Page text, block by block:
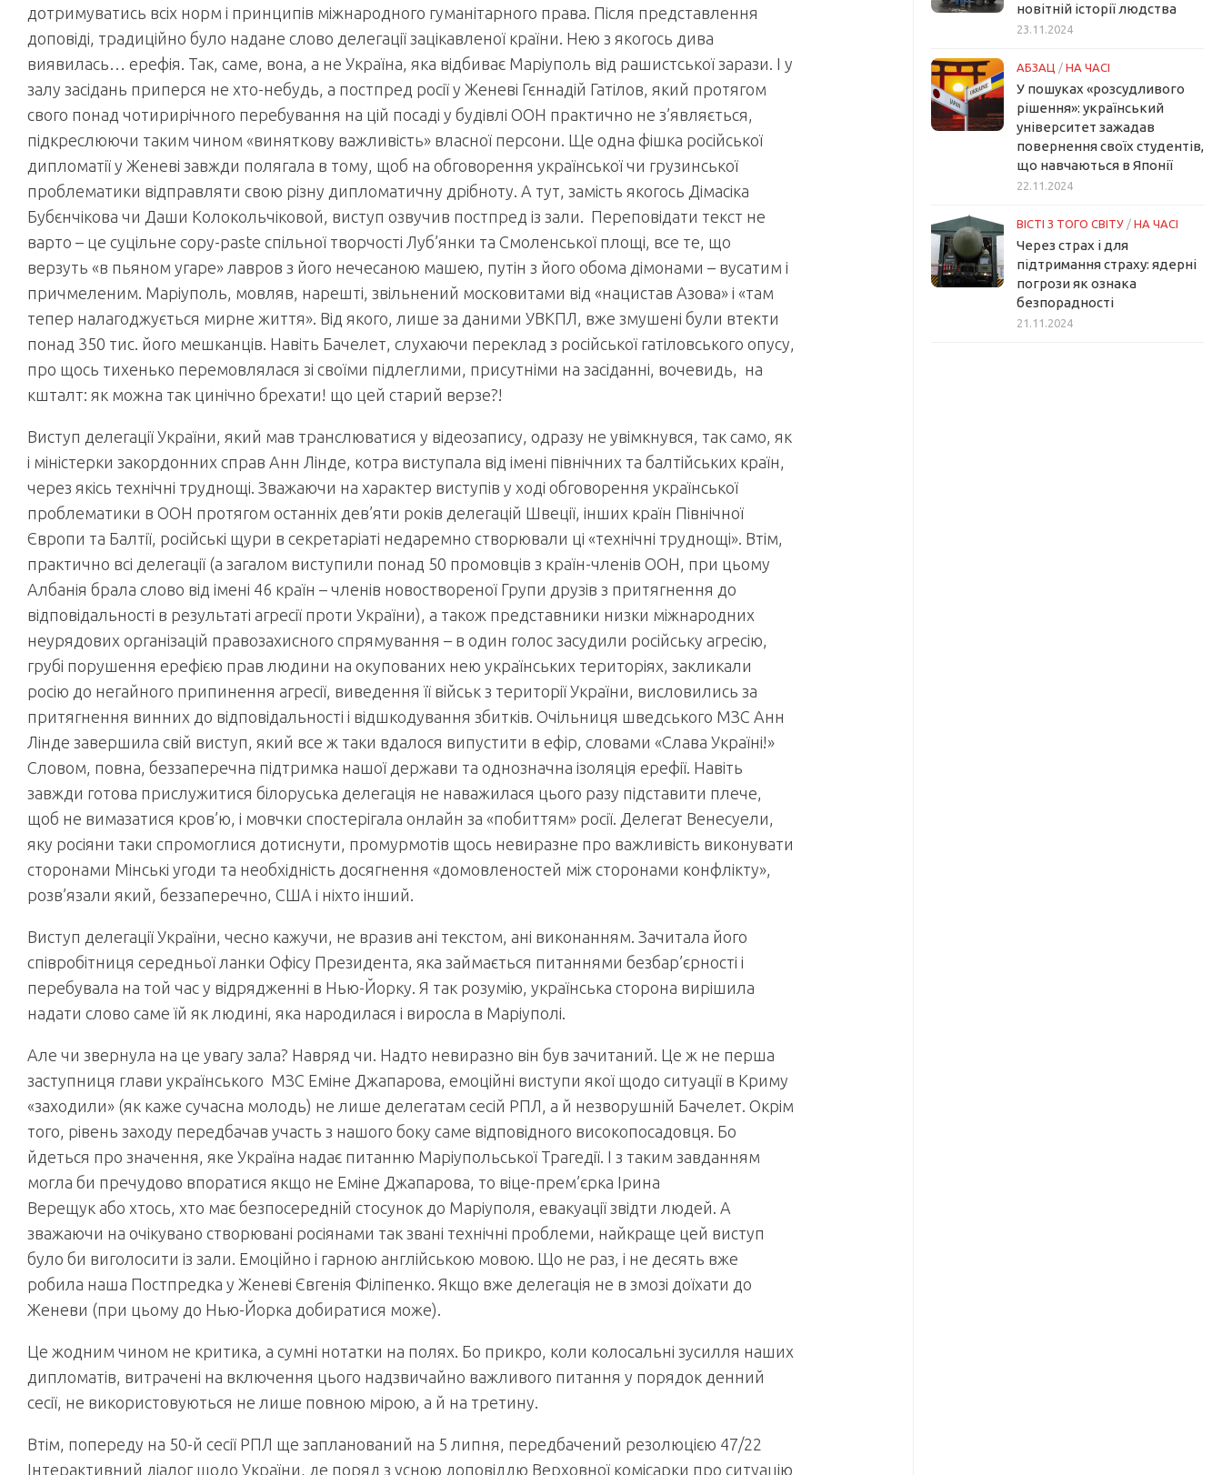
дотримуватись всіх норм і принципів міжнародного гуманітарного права. Після представлення
доповіді, традиційно було надане слово делегації зацікавленої країни. Нею з якогось дива
виявилась… ерефія. Так, саме, вона, а не Україна, яка відбиває Маріуполь від рашистської зарази. І у
залу засідань приперся не хто-небудь, а постпред росії у Женеві Гєннадій Гатілов, який протягом
свого понад чотирирічного перебування на цій посаді у будівлі ООН практично не з’являється,
підкреслюючи таким чином «виняткову важливість» власної персони. Ще одна фішка російської
дипломатії у Женеві завжди полягала в тому, щоб на обговорення української чи грузинської
проблематики відправляти свою різну дипломатичну дрібноту. А тут, замість якогось Дімасіка
Бубєнчікова чи Даши Колокольчіковой, виступ озвучив постпред із зали. Переповідати текст не
варто – це суцільне copy-paste спільної творчості Луб’янки та Смоленської площі, все те, що
верзуть «в пьяном угаре» лавров з його нечесаною машею, путін з його обома дімонами – вусатим і
причмеленим. Маріуполь, мовляв, нарешті, звільнений московитами від «нацистав Азова» і «там
тепер налагоджується мирне життя». Від якого, лише за даними УВКПЛ, вже змушені були втекти
понад 350 тис. його мешканців. Навіть Бачелет, слухаючи переклад з російської гатіловського опусу,
про щось тихенько перемовлялася зі своїми підлеглими, присутніми на засіданні, вочевидь, на
кшталт: як можна так цинічно брехати! що цей старий верзе?!
Виступ делегації України, який мав транслюватися у відеозапису, одразу не увімкнувся, так само, як
і міністерки закордонних справ Анн Лінде, котра виступала від імені північних та балтійських країн,
через якісь технічні труднощі. Зважаючи на характер виступів у ході обговорення української
проблематики в ООН протягом останніх дев’яти років делегацій Швеції, інших країн Північної
Європи та Балтії, російські щури в секретаріаті недаремно створювали ці «технічні труднощі». Втім,
практично всі делегації (а загалом виступили понад 50 промовців з країн-членів ООН, при цьому
Албанія брала слово від імені 46 країн – членів новоствореної Групи друзів з притягнення до
відповідальності в результаті агресії проти України), а також представники низки міжнародних
неурядових організацій правозахисного спрямування – в один голос засудили російську агресію,
грубі порушення ерефією прав людини на окупованих нею українських територіях, закликали
росію до негайного припинення агресії, виведення її військ з території України, висловились за
притягнення винних до відповідальності і відшкодування збитків. Очільниця шведського МЗС Анн
Лінде завершила свій виступ, який все ж таки вдалося випустити в ефір, словами «Слава Україні!»
Словом, повна, беззаперечна підтримка нашої держави та однозначна ізоляція ерефії. Навіть
завжди готова прислужитися білоруська делегація не наважилася цього разу підставити плече,
щоб не вимазатися кров’ю, і мовчки спостерігала онлайн за «побиттям» росії. Делегат Венесуели,
яку росіяни таки спромоглися дотиснути, промурмотів щось невиразне про важливість виконувати
сторонами Мінські угоди та необхідність досягнення «домовленостей між сторонами конфлікту»,
розв’язали який, беззаперечно, США і ніхто інший.
Виступ делегації України, чесно кажучи, не вразив ані текстом, ані виконанням. Зачитала його
співробітниця середньої ланки Офісу Президента, яка займається питаннями безбар’єрності і
перебувала на той час у відрядженні в Нью-Йорку. Я так розумію, українська сторона вирішила
надати слово саме їй як людині, яка народилася і виросла в Маріуполі.
Але чи звернула на це увагу зала? Навряд чи. Надто невиразно він був зачитаний. Це ж не перша
заступниця глави українського МЗС Еміне Джапарова, емоційні виступи якої щодо ситуації в Криму
«заходили» (як каже сучасна молодь) не лише делегатам сесій РПЛ, а й незворушній Бачелет. Окрім
того, рівень заходу передбачав участь з нашого боку саме відповідного високопосадовця. Бо
йдеться про значення, яке Україна надає питанню Маріупольської Трагедії. І з таким завданням
могла би пречудово впоратися якщо не Еміне Джапарова, то віце-прем’єрка Ірина
Верещук або хтось, хто має безпосередній стосунок до Маріуполя, евакуації звідти людей. А
зважаючи на очікувано створювані росіянами так звані технічні проблеми, найкраще цей виступ
було би виголосити із зали. Емоційно і гарною англійською мовою. Що не раз, і не десять вже
робила наша Постпредка у Женеві Євгенія Філіпенко. Якщо вже делегація не в змозі доїхати до
Женеви (при цьому до Нью-Йорка добиратися може).
Це жодним чином не критика, а сумні нотатки на полях. Бо прикро, коли колосальні зусилля наших
дипломатів, витрачені на включення цього надзвичайно важливого питання у порядок денний
сесії, не використовуються не лише повною мірою, а й на третину.
Втім, попереду на 50-й сесії РПЛ ще запланований на 5 липня, передбачений резолюцією 47/22
Інтерактивний діалог щодо України, де поряд з усною доповіддю Верховної комісарки про ситуацію
новітній історії людства
23.11.2024
АБЗАЦ / НА ЧАСІ
У пошуках «розсудливого
рішення»: український
університет зажадав
повернення своїх студентів,
що навчаються в Японії
22.11.2024
ВІСТІ З ТОГО СВІТУ / НА ЧАСІ
Через страх і для
підтримання страху: ядерні
погрози як ознака
безпорадності
21.11.2024